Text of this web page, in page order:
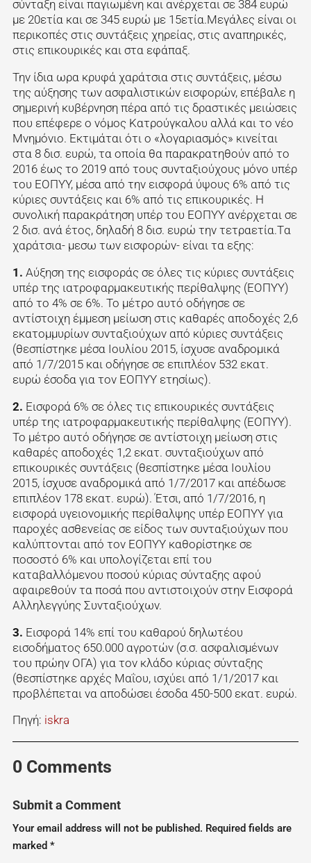
σύνταξη είναι παγιωμένη και ανέρχεται σε 384 ευρώ
με 20ετία και σε 345 ευρώ με 15ετία.Μεγάλες είναι οι
περικοπές στις συντάξεις χηρείας, στις αναπηρικές,
στις επικουρικές και στα εφάπαξ.
Την ίδια ωρα κρυφά χαράτσια στις συντάξεις, μέσω
της αύξησης των ασφαλιστικών εισφορών, επέβαλε η
σημερινή κυβέρνηση πέρα από τις δραστικές μειώσεις
που επέφερε ο νόμος Κατρούγκαλου αλλά και το νέο
Μνημόνιο. Εκτιμάται ότι ο «λογαριασμός» κινείται
στα 8 δισ. ευρώ, τα οποία θα παρακρατηθούν από το
2016 έως το 2019 από τους συνταξιούχους μόνο υπέρ
του ΕΟΠΥΥ, μέσα από την εισφορά ύψους 6% από τις
κύριες συντάξεις και 6% από τις επικουρικές. Η
συνολική παρακράτηση υπέρ του ΕΟΠΥΥ ανέρχεται σε
2 δισ. ανά έτος, δηλαδή 8 δισ. ευρώ την τετραετία.Tα
χαράτσια- μεσω των εισφορών- είναι τα εξης:
1. Αύξηση της εισφοράς σε όλες τις κύριες συντάξεις
υπέρ της ιατροφαρμακευτικής περίθαλψης (ΕΟΠΥΥ)
από το 4% σε 6%. Το μέτρο αυτό οδήγησε σε
αντίστοιχη έμμεση μείωση στις καθαρές αποδοχές 2,6
εκατομμυρίων συνταξιούχων από κύριες συντάξεις
(θεσπίστηκε μέσα Ιουλίου 2015, ίσχυσε αναδρομικά
από 1/7/2015 και οδήγησε σε επιπλέον 532 εκατ.
ευρώ έσοδα για τον ΕΟΠΥΥ ετησίως).
2. Εισφορά 6% σε όλες τις επικουρικές συντάξεις
υπέρ της ιατροφαρμακευτικής περίθαλψης (ΕΟΠΥΥ).
Το μέτρο αυτό οδήγησε σε αντίστοιχη μείωση στις
καθαρές αποδοχές 1,2 εκατ. συνταξιούχων από
επικουρικές συντάξεις (θεσπίστηκε μέσα Ιουλίου
2015, ίσχυσε αναδρομικά από 1/7/2017 και απέδωσε
επιπλέον 178 εκατ. ευρώ). Έτσι, από 1/7/2016, η
εισφορά υγειονομικής περίθαλψης υπέρ ΕΟΠΥΥ για
παροχές ασθενείας σε είδος των συνταξιούχων που
καλύπτονται από τον ΕΟΠΥΥ καθορίστηκε σε
ποσοστό 6% και υπολογίζεται επί του
καταβαλλόμενου ποσού κύριας σύνταξης αφού
αφαιρεθούν τα ποσά που αντιστοιχούν στην Εισφορά
Αλληλεγγύης Συνταξιούχων.
3. Εισφορά 14% επί του καθαρού δηλωτέου
εισοδήματος 650.000 αγροτών (σ.σ. ασφαλισμένων
του πρώην ΟΓΑ) για τον κλάδο κύριας σύνταξης
(θεσπίστηκε αρχές Μαΐου, ισχύει από 1/1/2017 και
προβλέπεται να αποδώσει έσοδα 450-500 εκατ. ευρώ.
Πηγή: iskra
0 Comments
Submit a Comment
Your email address will not be published. Required fields are
marked *